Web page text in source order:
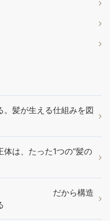
。髪が生える仕組みを図
は、たった1つの”髪の
い だから構造